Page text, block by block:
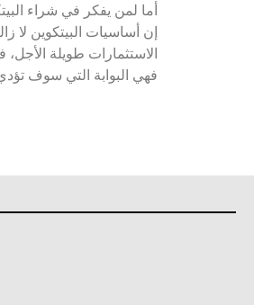
أما لمن يفكر في شراء
إن أساسيات البيتكوين لا
الاستثمارات طويلة
فهي البوابة التي سوف